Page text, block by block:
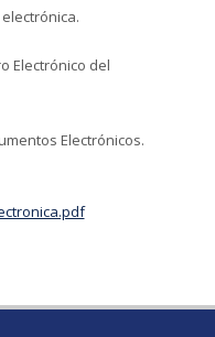
Electrónico del
Electrónicos.